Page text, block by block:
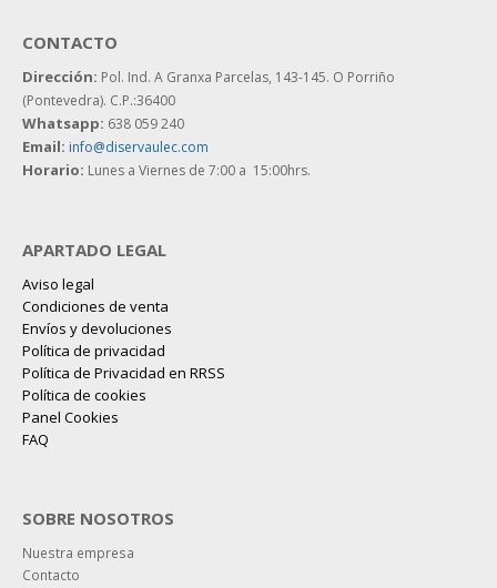
CONTACTO
Dirección: Pol. Ind. A Granxa Parcelas, 143-145. O Porriño
(Pontevedra). C.P.:36400
Whatsapp: 638 059 240
Email: info@diservaulec.com
Horario: Lunes a Viernes de 7:00 a 15:00hrs.
APARTADO LEGAL
Aviso legal
Condiciones de venta
Envíos y devoluciones
Política de privacidad
Política de Privacidad en RRSS
Política de cookies
Panel Cookies
FAQ
SOBRE NOSOTROS
Nuestra empresa
Contacto